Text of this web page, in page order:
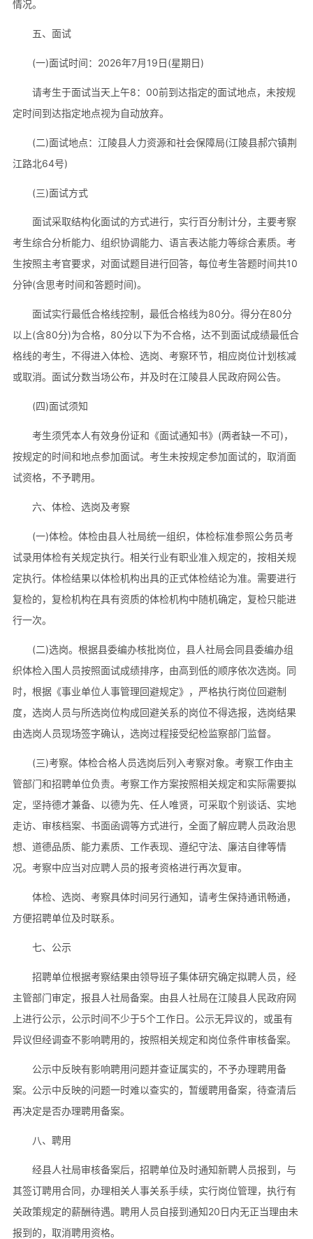
情况。
五、面试
(一)面试时间：2026年7月19日(星期日)
请考生于面试当天上午8：00前到达指定的面试地点，未按规
定时间到达指定地点视为自动放弃。
(二)面试地点：江陵县人力资源和社会保障局(江陵县郝穴镇荆
江路北64号)
(三)面试方式
面试采取结构化面试的方式进行，实行百分制计分，主要考察
考生综合分析能力、组织协调能力、语言表达能力等综合素质。考
生按照主考官要求，对面试题目进行回答，每位考生答题时间共10
分钟(含思考时间和答题时间)。
面试实行最低合格线控制，最低合格线为80分。得分在80分
以上(含80分)为合格，80分以下为不合格，达不到面试成绩最低合
格线的考生，不得进入体检、选岗、考察环节，相应岗位计划核减
或取消。面试分数当场公布，并及时在江陵县人民政府网公告。
(四)面试须知
考生须凭本人有效身份证和《面试通知书》(两者缺一不可)，
按规定的时间和地点参加面试。考生未按规定参加面试的，取消面
试资格，不予聘用。
六、体检、选岗及考察
(一)体检。体检由县人社局统一组织，体检标准参照公务员考
试录用体检有关规定执行。相关行业有职业准入规定的，按相关规
定执行。体检结果以体检机构出具的正式体检结论为准。需要进行
复检的，复检机构在具有资质的体检机构中随机确定，复检只能进
行一次。
(二)选岗。根据县委编办核批岗位，县人社局会同县委编办组
织体检入围人员按照面试成绩排序，由高到低的顺序依次选岗。同
时，根据《事业单位人事管理回避规定》，严格执行岗位回避制
度，选岗人员与所选岗位构成回避关系的岗位不得选报，选岗结果
由选岗人员现场签字确认，选岗过程接受纪检监察部门监督。
(三)考察。体检合格人员选岗后列入考察对象。考察工作由主
管部门和招聘单位负责。考察工作方案按照相关规定和实际需要拟
定，坚持德才兼备、以德为先、任人唯贤，可采取个别谈话、实地
走访、审核档案、书面函调等方式进行，全面了解应聘人员政治思
想、道德品质、能力素质、工作表现、遵纪守法、廉洁自律等情
况。考察中应当对应聘人员的报考资格进行再次复审。
体检、选岗、考察具体时间另行通知，请考生保持通讯畅通，
方便招聘单位及时联系。
七、公示
招聘单位根据考察结果由领导班子集体研究确定拟聘人员，经
主管部门审定，报县人社局备案。由县人社局在江陵县人民政府网
上进行公示，公示时间不少于5个工作日。公示无异议的，或虽有
异议但经调查不影响聘用的，按照相关规定和岗位条件审核备案。
公示中反映有影响聘用问题并查证属实的，不予办理聘用备
案。公示中反映的问题一时难以查实的，暂缓聘用备案，待查清后
再决定是否办理聘用备案。
八、聘用
经县人社局审核备案后，招聘单位及时通知新聘人员报到，与
其签订聘用合同，办理相关人事关系手续，实行岗位管理，执行有
关政策规定的薪酬待遇。聘用人员自接到通知20日内无正当理由未
报到的，取消聘用资格。